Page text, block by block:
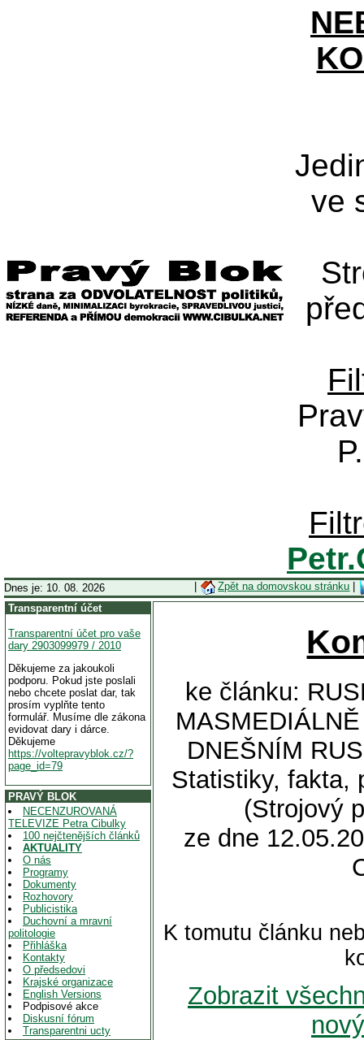
ve
Dnes je: 10. 08. 2026 Zpět na domovskou stránku
Transparentní účet
Transparentní účet pro vaše
dary 2903099979 / 2010
Děkujeme za jakoukoli
podporu. Pokud jste poslali
nebo chcete poslat dar, tak
prosím vyplňte tento
formulář. Musíme dle zákona
evidovat dary i dárce.
Děkujeme
https://voltepravyblok.cz/?
page_id=79
PRAVÝ BLOK
NECENZUROVANÁ
TELEVIZE Petra Cibulky
100 nejčtenějších článků
AKTUALITY
O nás
Programy
Dokumenty
Rozhovory
Publicistika
Duchovní a mravní
politologie
Přihláška
Kontakty
O předsedovi
Krajské organizace
English Versions
Podpisové akce
Diskusní fórum
Transparentni ucty
ke článku:
DNEŠNÍM
Statistiky, fakta,
(Strojový
ze dne
K tomutu článku
Zobrazit